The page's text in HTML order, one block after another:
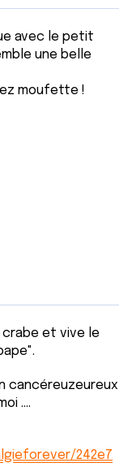
avec le petit
une belle
moufette !
et vive le
cancéreuzeureux
....
242e7